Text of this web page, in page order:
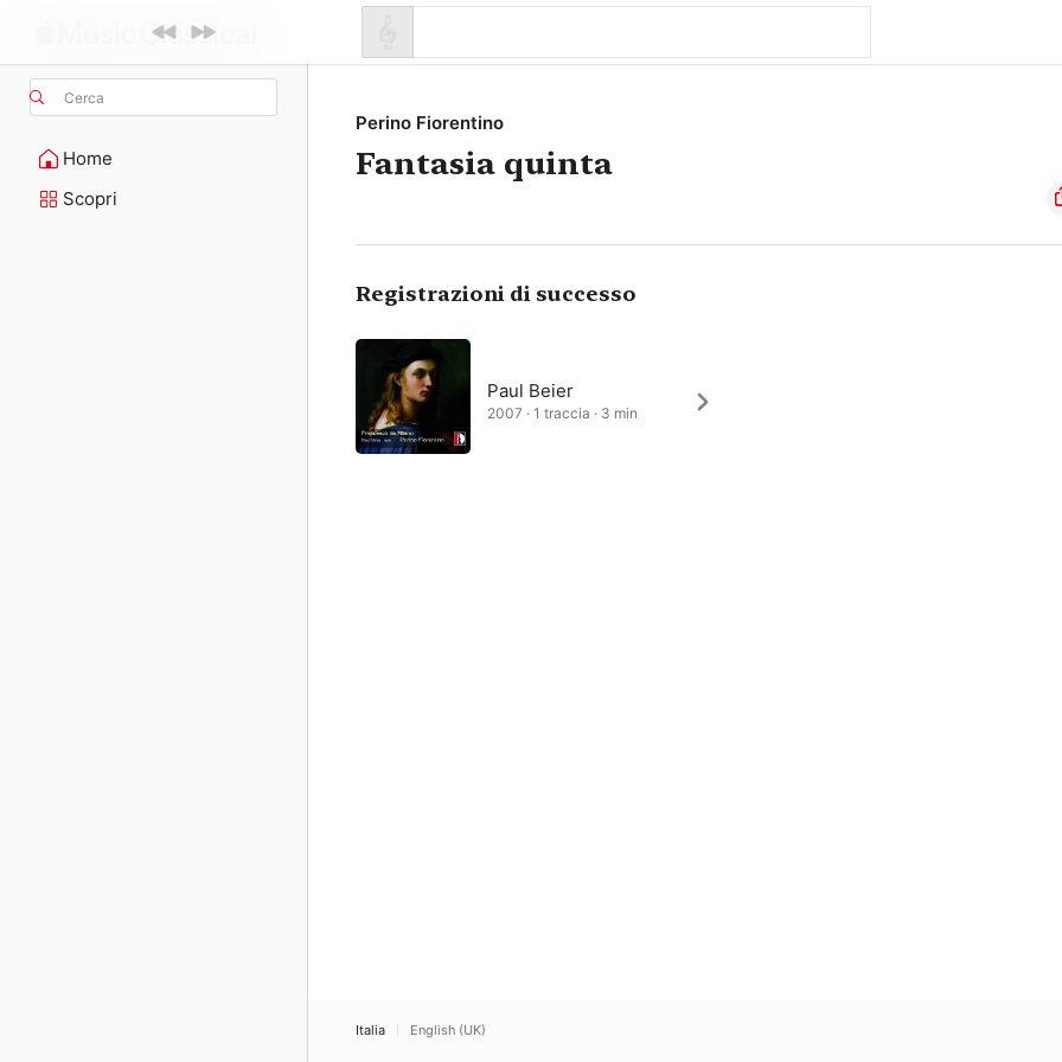
Cerca
Home
Scopri
Perino Fiorentino
Fantasia quinta
Registrazioni di successo
Paul Beier
2007 · 1 traccia · 3 min
Italia English (UK)